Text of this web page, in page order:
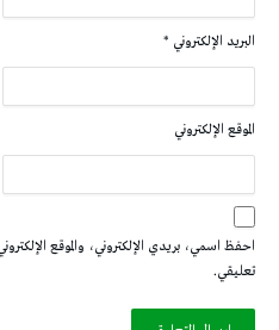
البريد الإلكتروني *
الموقع الإلكتروني
احفظ اسمي، بريدي الإلكتروني، والموقع
تعليقي.